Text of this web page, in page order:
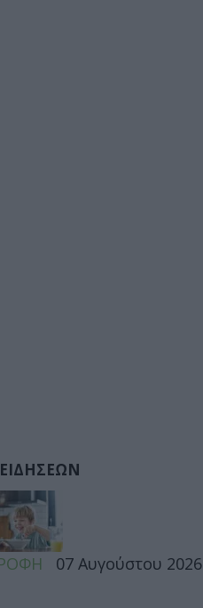
07 Αυγούστου 2026